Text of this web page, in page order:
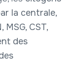
la centrale,
CST,
des